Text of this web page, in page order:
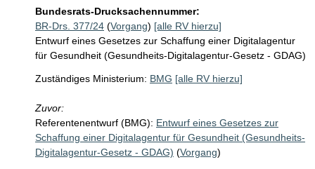
Bundesrats-Drucksachennummer:
BR-Drs. 377/24 (Vorgang) [alle RV hierzu]
Entwurf eines Gesetzes zur Schaffung einer Digitalagentur
für Gesundheit (Gesundheits-Digitalagentur-Gesetz - GDAG)
Zuständiges Ministerium: BMG [alle RV hierzu]
Zuvor:
Referentenentwurf (BMG): Entwurf eines Gesetzes zur
Schaffung einer Digitalagentur für Gesundheit (Gesundheits-
Digitalagentur-Gesetz - GDAG) (Vorgang)